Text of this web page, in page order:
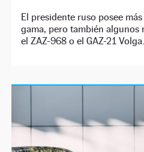
El presidente ruso posee
gama, pero también algunos
el ZAZ-968 o el GAZ-21 Volga.